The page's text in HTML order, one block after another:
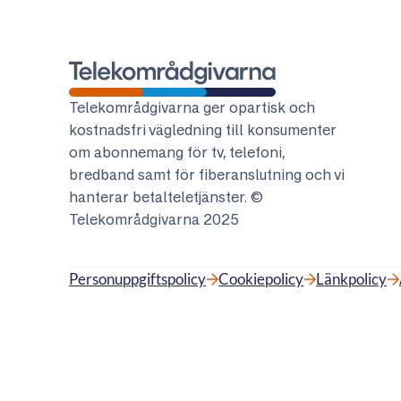
Telekområdgivarna
Telekområdgivarna ger opartisk och
kostnadsfri vägledning till konsumenter
om abonnemang för tv, telefoni,
bredband samt för fiberanslutning och vi
hanterar betalteletjänster. ©
Telekområdgivarna 2025
Personuppgiftspolicy Cookiepolicy Länkpolicy